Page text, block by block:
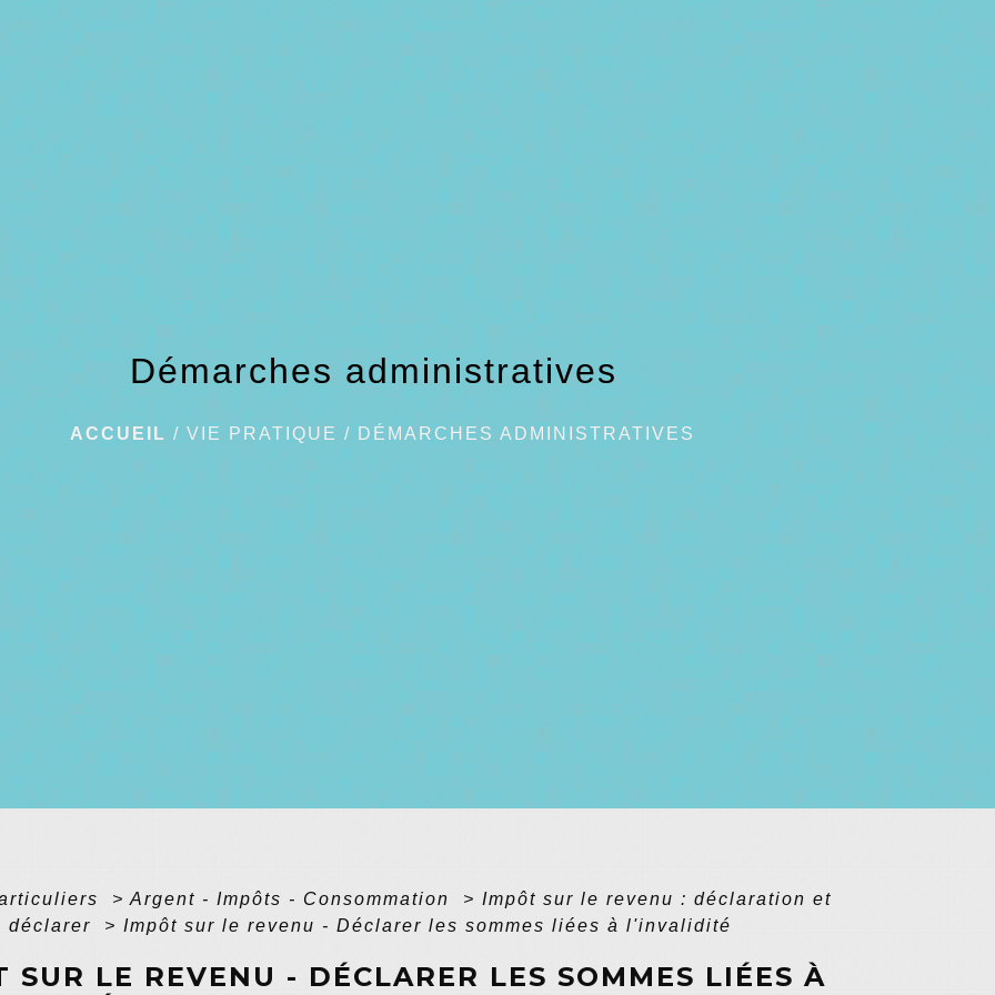
Démarches administratives
ACCUEIL /VIE PRATIQUE / DÉMARCHES ADMINISTRATIVES
> Argent - Impôts - Consommation > Impôt sur le revenu : déclaration et
déclarer
> Impôt sur le revenu - Déclarer les sommes liées à l'invalidité
SUR LE REVENU - DÉCLARER LES SOMMES LIÉES À